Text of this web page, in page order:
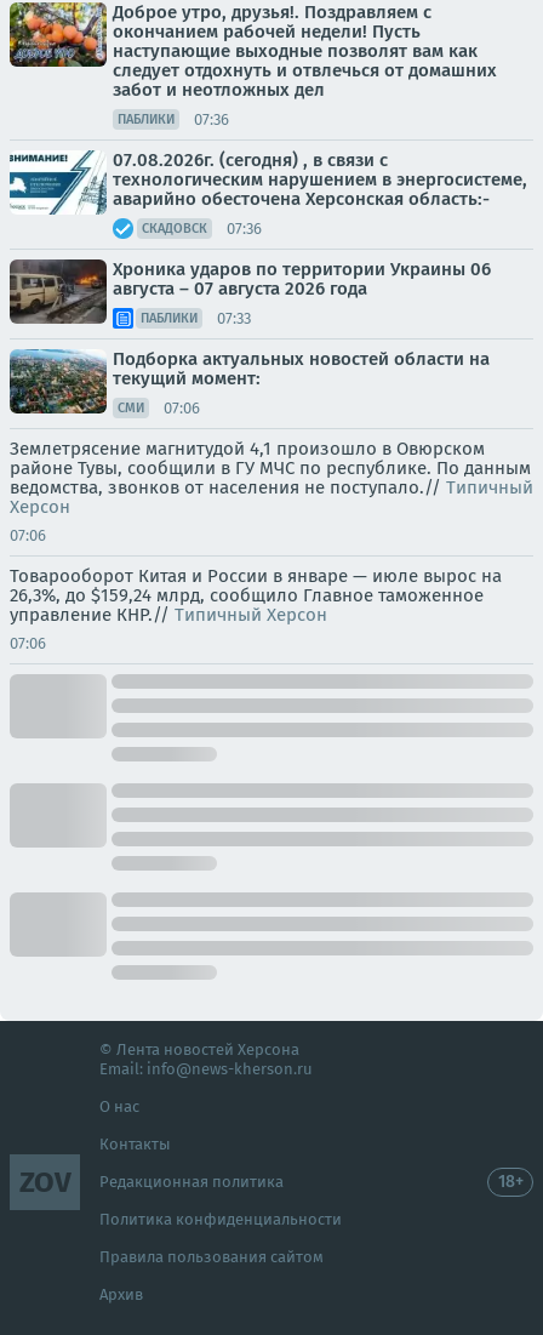
Доброе утро, друзья!. Поздравляем с
окончанием рабочей недели! Пусть
наступающие выходные позволят вам как
следует отдохнуть и отвлечься от домашних
забот и неотложных дел
ПАБЛИКИ 07:36
07.08.2026г. (сегодня) , в связи с
технологическим нарушением в энергосистеме,
аварийно обесточена Херсонская область:-
СКАДОВСК 07:36
Хроника ударов по территории Украины 06
августа – 07 августа 2026 года
ПАБЛИКИ 07:33
Подборка актуальных новостей области на
текущий момент:
СМИ 07:06
Землетрясение магнитудой 4,1 произошло в Овюрском
районе Тувы, сообщили в ГУ МЧС по республике. По данным
ведомства, звонков от населения не поступало.// Типичный
Херсон
07:06
Товарооборот Китая и России в январе — июле вырос на
26,3%, до $159,24 млрд, сообщило Главное таможенное
управление КНР.// Типичный Херсон
07:06
ZOV
© Лента новостей Херсона
Email: info@news-kherson.ru
О нас
Контакты
Редакционная политика
Политика конфиденциальности
Правила пользования сайтом
Архив
18+